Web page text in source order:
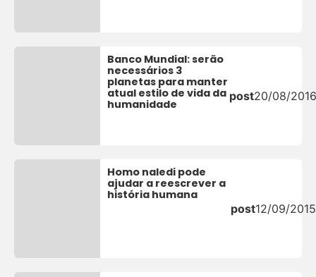
Banco Mundial: serão
necessários 3
planetas para manter
atual estilo de vida da
humanidade
post20/08/
Homo naledi pode
ajudar a reescrever a
história humana
post12/09/2015